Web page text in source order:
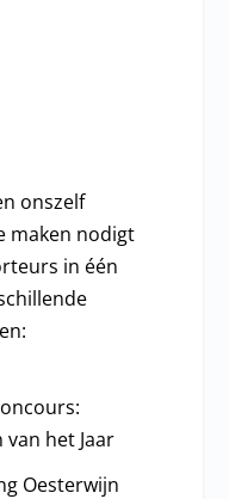
onszelf
maken nodigt
in één
het Jaar
Oesterwijn